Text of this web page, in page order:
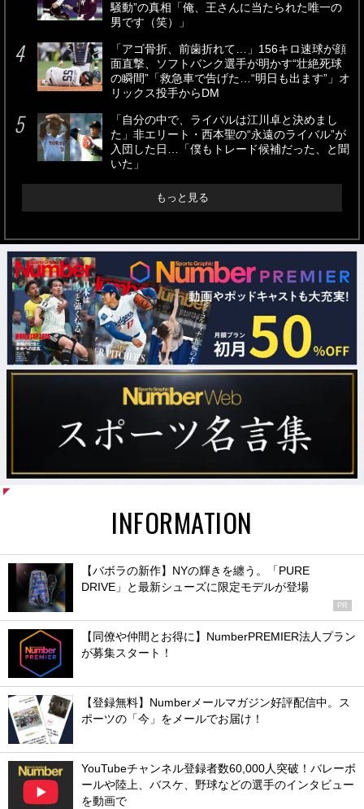
騒動”の真相「俺、王さんに当たられた唯一の
男です（笑）」
「アゴ骨折、前歯折れて…」156キロ速球が顔
面直撃、ソフトバンク選手が明かす“壮絶死球
の瞬間”「救急車で告げた…“明日も出ます”」オ
リックス投手からDM
「自分の中で、ライバルは江川卓と決めまし
た」非エリート・西本聖の“永遠のライバル”が
入団した日…「僕もトレード候補だった、と聞
いた」
もっと見る
INFORMATION
【バボラの新作】NYの輝きを纏う。「PURE
DRIVE」と最新シューズに限定モデルが登場
PR
【同僚や仲間とお得に】NumberPREMIER法人プラン
が募集スタート！
【登録無料】Numberメールマガジン好評配信中。ス
ポーツの「今」をメールでお届け！
YouTubeチャンネル登録者数60,000人突破！バレーボ
ールや陸上、バスケ、野球などの選手のインタビュー
を動画で